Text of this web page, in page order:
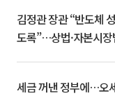
김정관 장관 “반도체
도록”…상법·자본시
세금 꺼낸 정부에…오